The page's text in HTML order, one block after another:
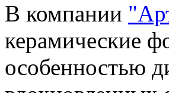
В компании
керамические
особенностью